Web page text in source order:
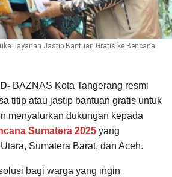
Layanan Jastip Bantuan Gratis ke Bencana
BAZNAS Kota Tangerang resmi
titip atau jastip bantuan gratis untuk
menyalurkan dukungan kepada
Sumatera 2025 yang
Sumatera Barat, dan Aceh.
bagi warga yang ingin